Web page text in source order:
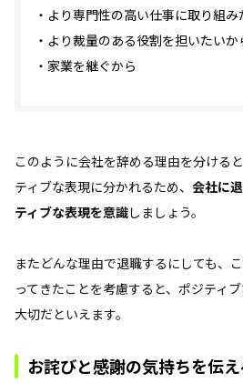
・より専門性の高い仕事に取り組み
・より裁量のある役割を担いたいか
・家業を継ぐから
このように会社を辞める理由を分ける
ティブな表現に分かれるため、 会社に
ティブな表現を意識しましょう。
またどんな理由で退職するにしても、
ってきたことを考慮すると、ポジティ
大切だといえます。
お詫びと感謝の気持ちを伝え